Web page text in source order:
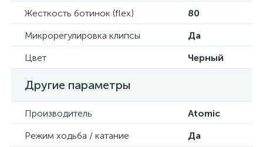
Жесткость ботинок (flex)
80
Микрорегулировка клипсы
Да
Цвет
Черный
Другие параметры
Производитель
Atomic
Режим ходьба / катание
Да